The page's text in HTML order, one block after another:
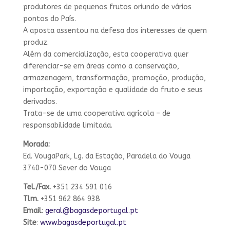
produtores de pequenos frutos oriundo de vários
pontos do País.
A aposta assentou na defesa dos interesses de quem
produz.
Além da comercialização, esta cooperativa quer
diferenciar-se em áreas como a conservação,
armazenagem, transformação, promoção, produção,
importação, exportação e qualidade do fruto e seus
derivados.
Trata-se de uma cooperativa agrícola – de
responsabilidade limitada.
Morada:
Ed. VougaPark, Lg. da Estação, Paradela do Vouga
3740-070 Sever do Vouga
Tel./Fax. +351 234 591 016
Tlm.+351 962 864 938
Email: geral@bagasdeportugal.pt
Site: www.bagasdeportugal.pt